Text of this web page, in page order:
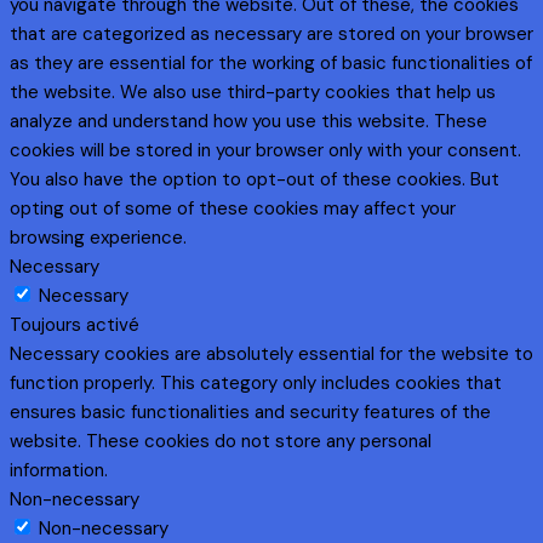
you navigate through the website. Out of these, the cookies
that are categorized as necessary are stored on your browser
as they are essential for the working of basic functionalities of
the website. We also use third-party cookies that help us
analyze and understand how you use this website. These
cookies will be stored in your browser only with your consent.
You also have the option to opt-out of these cookies. But
opting out of some of these cookies may affect your
browsing experience.
Necessary
Necessary
Toujours activé
Necessary cookies are absolutely essential for the website to
function properly. This category only includes cookies that
ensures basic functionalities and security features of the
website. These cookies do not store any personal
information.
Non-necessary
Non-necessary